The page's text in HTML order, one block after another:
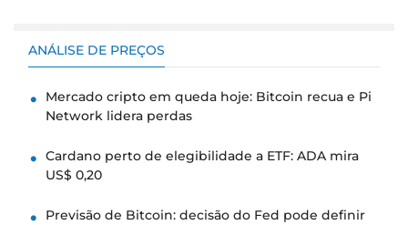
ANÁLISE DE PREÇOS
Mercado cripto em queda hoje: Bitcoin recua e Pi
Network lidera perdas
Cardano perto de elegibilidade a ETF: ADA mira
US$ 0,20
Previsão de Bitcoin: decisão do Fed pode definir